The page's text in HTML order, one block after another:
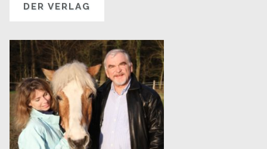
DER VERLAG